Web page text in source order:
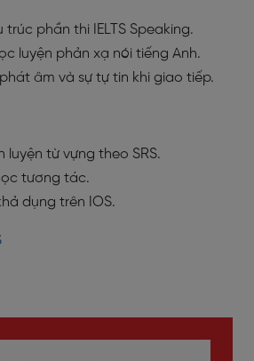
trúc phần thi IELTS Speaking.
luyện phản xạ nói tiếng Anh.
âm và sự tự tin khi giao tiếp.
luyện từ vựng theo SRS.
tương tác.
dụng trên IOS.